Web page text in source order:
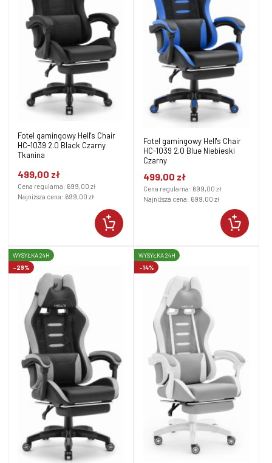
Fotel gamingowy Hell's Chair
HC-1039 2.0 Black Czarny
Tkanina
499,00 zł
Cena regularna: 699,00 zł
Najniższa cena: 699,00 zł
Fotel gamingowy Hell's Chair
HC-1039 2.0 Blue Niebieski
Czarny
499,00 zł
Cena regularna: 699,00 zł
Najniższa cena: 699,00 zł
-29%
WYSYŁKA 24H
-14%
WYSYŁKA 24H